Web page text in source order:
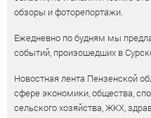
обзоры и фоторепортажи.
Ежедневно по будням мы
событий, произошедших в
Новостная лента Пензенской
сфере экономики, общества,
сельского хозяйства, ЖКХ,